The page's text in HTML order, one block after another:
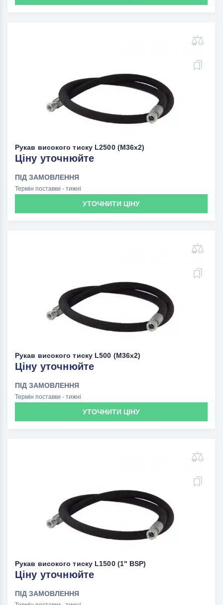
Рукав високого тиску L2500 (M36х2)
Ціну уточнюйте
ПІД ЗАМОВЛЕННЯ
Термін поставки - тижні
УТОЧНИТИ ЦІНУ
Рукав високого тиску L500 (M36х2)
Ціну уточнюйте
ПІД ЗАМОВЛЕННЯ
Термін поставки - тижні
УТОЧНИТИ ЦІНУ
Рукав високого тиску L1500 (1" BSP)
Ціну уточнюйте
ПІД ЗАМОВЛЕННЯ